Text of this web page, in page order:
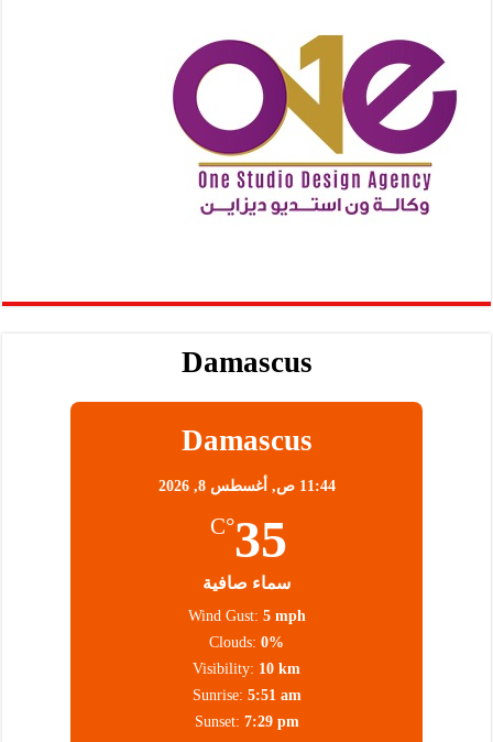
Damascus
Damascus
11:44 ص, أغسطس 8, 2026
35
°C
سماء صافية
Wind Gust: 5 mph
Clouds: 0%
Visibility: 10 km
Sunrise: 5:51 am
Sunset: 7:29 pm